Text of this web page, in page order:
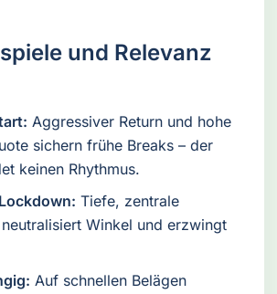
und Relevanz
Aggressiver Return und hohe
sichern frühe Breaks – der
keinen Rhythmus.
Tiefe, zentrale
Winkel und erzwingt
Auf schnellen Belägen